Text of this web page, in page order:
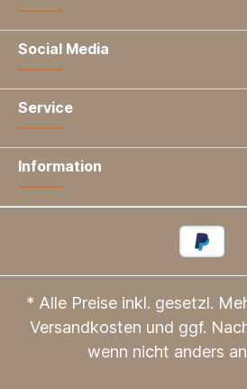
Social Media
Service
Information
* Alle Preise inkl. gesetzl.
Versandkosten und ggf.
wenn nicht anders